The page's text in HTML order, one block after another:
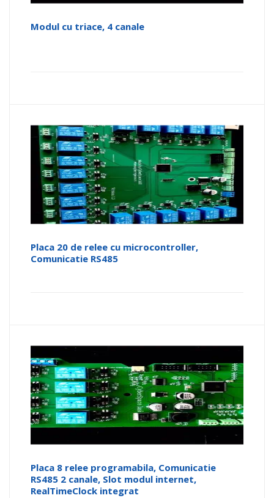
Modul cu triace, 4 canale
Placa 20 de relee cu microcontroller,
Comunicatie RS485
Placa 8 relee programabila, Comunicatie
RS485 2 canale, Slot modul internet,
RealTimeClock integrat